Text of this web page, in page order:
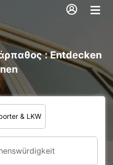
: Entdecken
& LKW